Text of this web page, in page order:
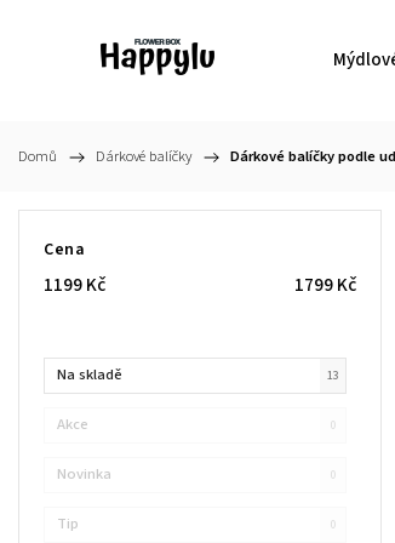
Domů / Dárkové balíčky / Dárkové balíčky podle
Cena
1199Kč 1799Kč
Na skladě 13
Akce 0
Novinka 0
Tip 0